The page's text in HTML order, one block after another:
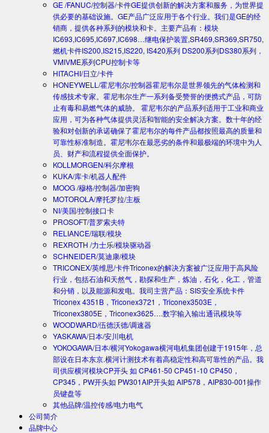
GE /FANUC/控制器/卡件GE提供创新的解决方案和服务，为世界提
供必要的基础设施。GE产品广泛应用于各个行业。我们是GE的经
销商，提供各种系列的模块和卡。主要产品有：模块
IC693,IC695,IC697,IC698…继电保护装置,SR469,SR369,SR750,
燃机卡件IS200,IS215,IS220, IS420系列 DS200系列DS380系列，
VMIVME系列CPU控制卡等
HITACHI/日立/卡件
HONEYWELL/霍尼韦尔/控制器霍尼韦尔是世界领先的气体检测和
传感技术专家。霍尼韦尔生产一系列备受赞誉的便携式产品，可防
止有毒和易燃气体的威胁。 霍尼韦尔的产品系列适用于工业和商业
应用，可为各种气体提供灵活和智能的安全解决方案。数十年的经
验和对创新的承诺确保了霍尼韦尔的每件产品都按照最高的质量和
可靠性标准制造。霍尼韦尔在最恶劣的条件和最极端的环境中为人
员、财产和流程提供全面保护。
KOLLMORGEN/科尔摩根
KUKA/库卡/机器人配件
MOOG /穆格/控制器/加密狗
MOTOROLA/摩托罗拉/主板
NI/美国/控制接口卡
PROSOFT/普罗索夫特
RELIANCE/瑞联/模块
REXROTH /力士乐/模块驱动器
SCHNEIDER/莫迪康/模块
TRICONEX/英维思/卡件Triconex的解决方案被广泛应用于高风险
行业，包括石油和天然气，勘探和生产，炼油，石化，化工，管道
和分销，以及能源和发电。我司主营产品：SIS安全系统卡件
Triconex 4351B，Triconex3721，Triconex3503E，
Triconex3805E，Triconex3625….数字输入输出通讯模块等
WOODWARD/伍德沃德/调速器
YASKAWA/日本/安川电机
YOKOGAWA/日本/横河Yokogawa横河电机集团创建于1915年，总
部设在日本东京.横河计测技术有着高稳定性和高可靠性的产品。我
司供应横河模块CP开头 如 CP461-50 CP451-10 CP450，
CP345，PW开头如 PW301AIP开头如 AIP578，AIP830-001操作
员键盘等
其他品牌/温控传感/电力电气
公司简介
品牌中心